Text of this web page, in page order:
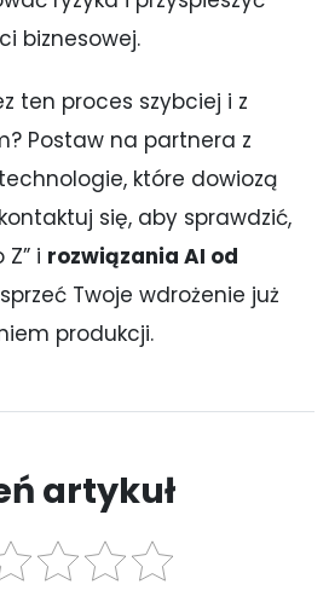
biznesowej.
ten proces szybciej i z
Postaw na partnera z
które dowiozą
się, aby sprawdzić,
i rozwiązania AI od
Twoje wdrożenie już
produkcji.
artykuł